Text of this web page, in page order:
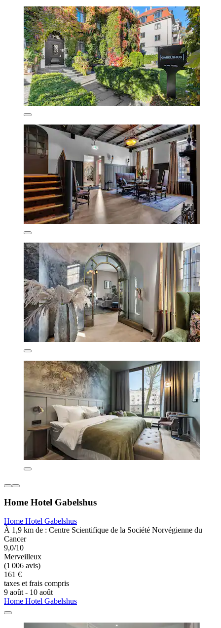
Home Hotel Gabelshus
Home Hotel Gabelshus
À 1,9 km de : Centre Scientifique de la Société Norvégienne du
Cancer
9,0/10
Merveilleux
(1 006 avis)
161 €
taxes et frais compris
9 août - 10 août
Home Hotel Gabelshus